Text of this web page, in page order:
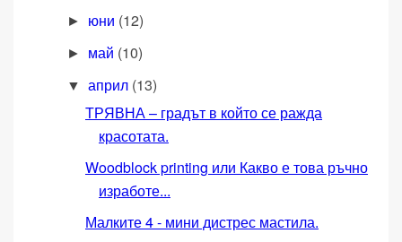
► юни (12)
► май (10)
▼април (13)
ТРЯВНА – градът в който се ражда
красотата.
Woodblock printing или Какво е това ръчно
изработе...
Малките 4 - мини дистрес мастила.